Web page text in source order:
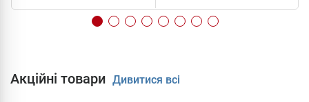
Акційні товари Дивитися всі